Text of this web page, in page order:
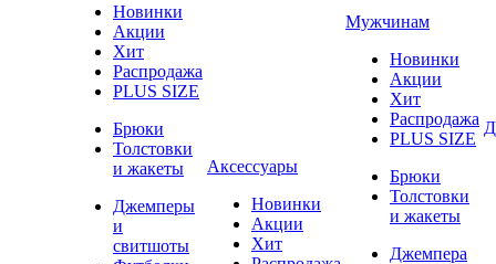
Новинки
Акции
Хит
Распродажа
PLUS SIZE
Брюки
Толстовки
и жакеты
Джемперы
и
свитшоты
Аксессуары
Новинки
Акции
Хит
Мужчинам
Новинки
Акции
Хит
Распродажа
PLUS SIZE
Брюки
Толстовки
и жакеты
Джемпера